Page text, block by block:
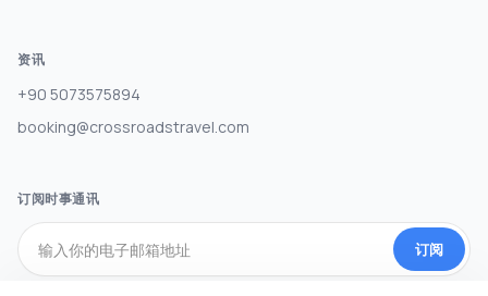
资讯
+90 5073575894
booking@crossroadstravel.com
订阅时事通讯
订阅